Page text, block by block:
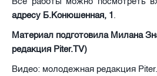
адресу Б.Конюшенная, 1 .
Материал подготовила Милана
редакция Piter.TV)
Видео: молодежная редакция